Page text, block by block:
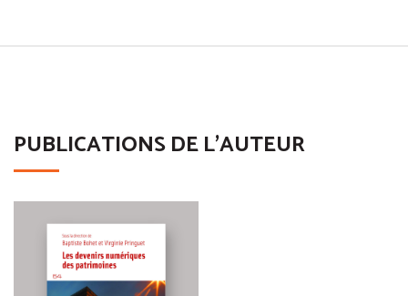
PUBLICATIONS DE L'AUTEUR